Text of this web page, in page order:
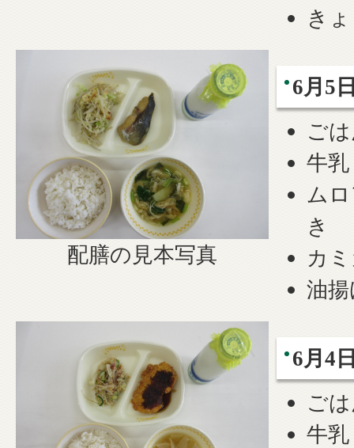
き
配膳の見本写真
6月5
ご
牛乳
ム
き
カ
油
6月
ご
牛乳